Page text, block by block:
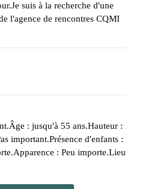
suis à la recherche d'une
l'agence de rencontres CQMI
: jusqu'à 55 ans.Hauteur :
important.Présence d'enfants :
: Peu importe.Lieu